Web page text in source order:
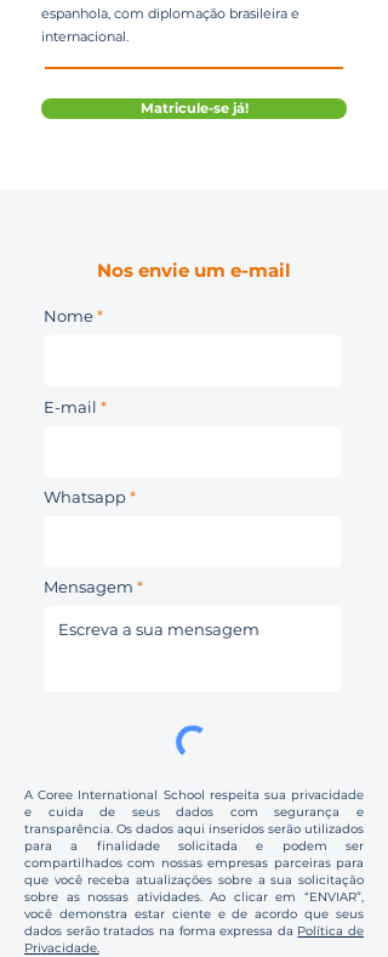
espanhola, com diplomação brasileira e
internacional.
Matricule-se já!
Nos envie um e-mail
Nome
E-mail
Whatsapp
Mensagem
A Coree International School respeita sua privacidade
e cuida de seus dados com segurança e
transparência. Os dados aqui inseridos serão utilizados
para a finalidade solicitada e podem ser
compartilhados com nossas empresas parceiras para
que você receba atualizações sobre a sua solicitação
sobre as nossas atividades. Ao clicar em “ENVIAR”,
você demonstra estar ciente e de acordo que seus
dados serão tratados na forma expressa da Política de
Privacidade.